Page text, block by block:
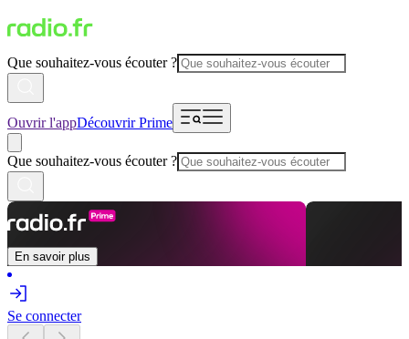
Que souhaitez-vous écouter ?
Ouvrir l'appDécouvrir Prime
Que souhaitez-vous écouter ?
En savoir plus
Se connecter